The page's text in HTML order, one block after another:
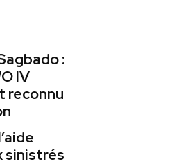
:
IV
reconnu
sinistrés